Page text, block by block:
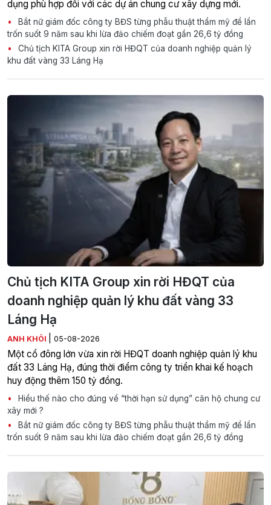
dụng phù hợp đối với các dự án chung cư xây dựng mới.
Bắt nữ giám đốc công ty BĐS từng phẫu thuật thẩm mỹ để lẩn
trốn suốt 9 năm sau khi lừa đảo chiếm đoạt gần 26,6 tỷ đồng
Chủ tịch KITA Group xin rời HĐQT của doanh nghiệp quản lý
khu đất vàng 33 Láng Hạ
Chủ tịch KITA Group xin rời HĐQT của
doanh nghiệp quản lý khu đất vàng 33
Láng Hạ
ANH KHÔI 05-08-2026
Một cổ đông lớn vừa xin rời HĐQT doanh nghiệp quản lý khu
đất 33 Láng Hạ, đúng thời điểm công ty triển khai kế hoạch
huy động thêm 150 tỷ đồng.
Hiểu thế nào cho đúng về “thời hạn sử dụng” căn hộ chung cư
xây mới ?
Bắt nữ giám đốc công ty BĐS từng phẫu thuật thẩm mỹ để lẩn
trốn suốt 9 năm sau khi lừa đảo chiếm đoạt gần 26,6 tỷ đồng